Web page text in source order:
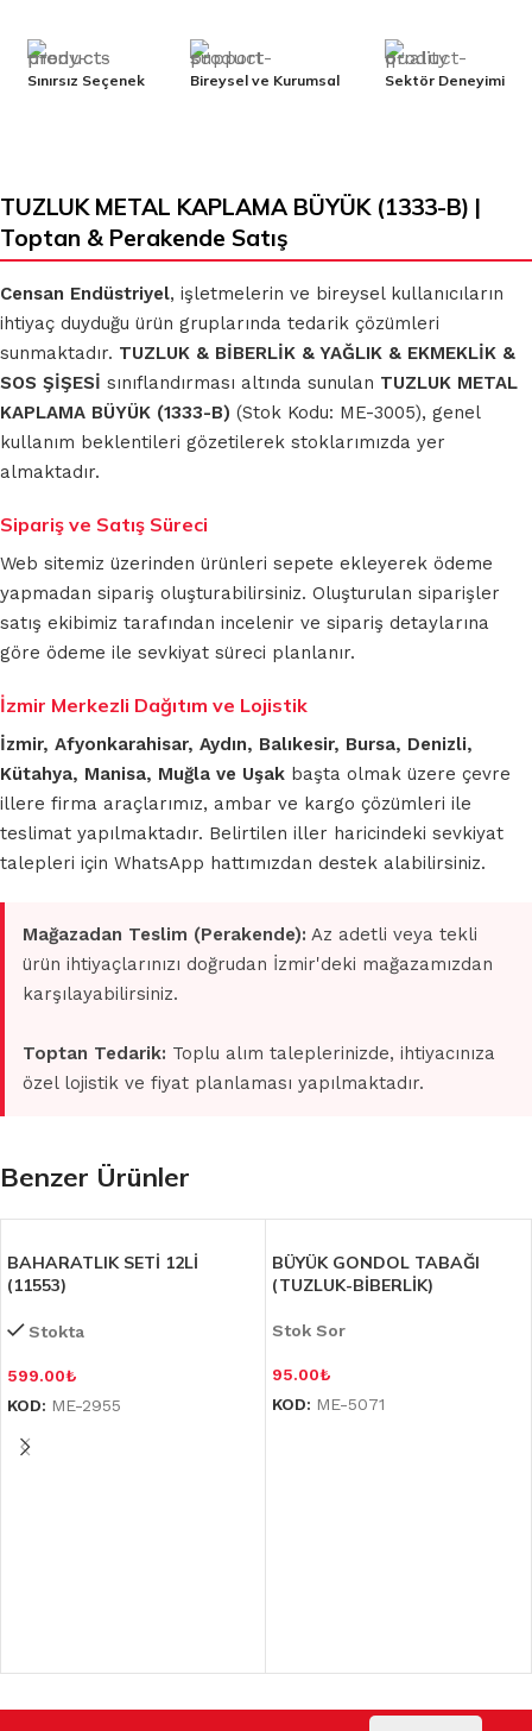
Sınırsız Seçenek Bireysel ve Kurumsal Sektör Deneyimi
TUZLUK METAL KAPLAMA BÜYÜK (1333-B) |
Toptan & Perakende Satış
Censan Endüstriyel, işletmelerin ve bireysel kullanıcıların
ihtiyaç duyduğu ürün gruplarında tedarik çözümleri
sunmaktadır. TUZLUK & BİBERLİK & YAĞLIK & EKMEKLİK &
SOS ŞİŞESİ sınıflandırması altında sunulan TUZLUK METAL
KAPLAMA BÜYÜK (1333-B) (Stok Kodu: ME-3005), genel
kullanım beklentileri gözetilerek stoklarımızda yer
almaktadır.
Sipariş ve Satış Süreci
Web sitemiz üzerinden ürünleri sepete ekleyerek ödeme
yapmadan sipariş oluşturabilirsiniz. Oluşturulan siparişler
satış ekibimiz tarafından incelenir ve sipariş detaylarına
göre ödeme ile sevkiyat süreci planlanır.
İzmir Merkezli Dağıtım ve Lojistik
İzmir, Afyonkarahisar, Aydın, Balıkesir, Bursa, Denizli,
Kütahya, Manisa, Muğla ve Uşak başta olmak üzere çevre
illere firma araçlarımız, ambar ve kargo çözümleri ile
teslimat yapılmaktadır. Belirtilen iller haricindeki sevkiyat
talepleri için WhatsApp hattımızdan destek alabilirsiniz.
Mağazadan Teslim (Perakende): Az adetli veya tekli
ürün ihtiyaçlarınızı doğrudan İzmir'deki mağazamızdan
karşılayabilirsiniz.
Toptan Tedarik: Toplu alım taleplerinizde, ihtiyacınıza
özel lojistik ve fiyat planlaması yapılmaktadır.
Benzer Ürünler
BAHARATLIK SETİ 12Lİ
(11553)
Stokta
599.00₺
KOD: ME-2955
BÜYÜK GONDOL TABAĞI
(TUZLUK-BİBERLİK)
Stok Sor
95.00₺
KOD: ME-5071